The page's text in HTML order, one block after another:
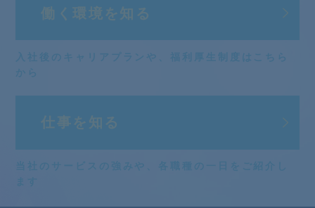
働く環境を知る
仕事を知る